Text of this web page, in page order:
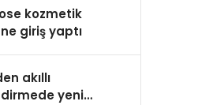
kozmetik
giriş yaptı
akıllı
yeni